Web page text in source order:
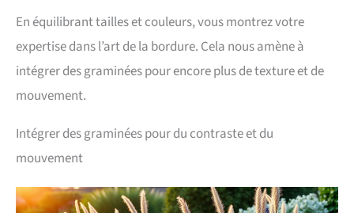
En équilibrant tailles et couleurs, vous montrez votre
expertise dans l’art de la bordure. Cela nous amène à
intégrer des graminées pour encore plus de texture et de
mouvement.
Intégrer des graminées pour du contraste et du
mouvement